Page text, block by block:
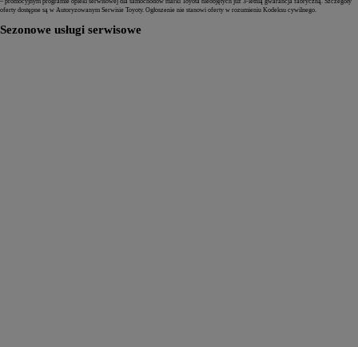
oferty dostępne są w Autoryzowanym Serwisie Toyoty. Ogłoszenie nie stanowi oferty w rozumieniu Kodeksu cywilnego.
Sezonowe usługi serwisowe